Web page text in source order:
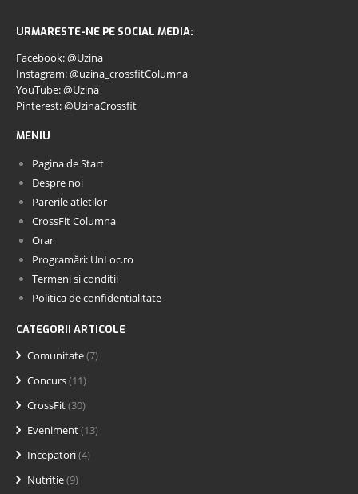
URMARESTE-NE PE SOCIAL MEDIA:
Facebook: @Uzina
Instagram: @uzina_crossfitColumna
YouTube: @Uzina
Pinterest: @UzinaCrossfit
MENIU
Pagina de Start
Despre noi
Parerile atletilor
CrossFit Columna
Orar
Programări: UnLoc.ro
Termeni si conditii
Politica de confidentialitate
CATEGORII ARTICOLE
Comunitate(7)
Concurs(11)
CrossFit(30)
Eveniment(13)
Incepatori(4)
Nutritie(9)